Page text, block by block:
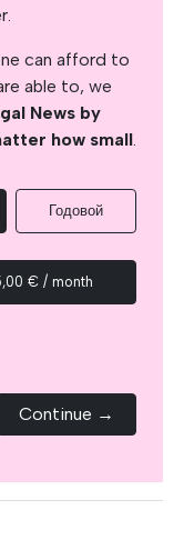
can afford to
able to, we
News by
how small.
Годовой
€ / month
Continue →